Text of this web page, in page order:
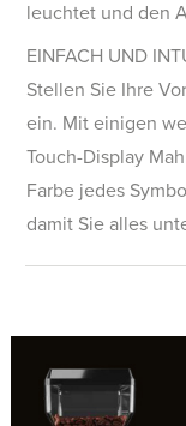
leuchtet und den
EINFACH UND
Stellen Sie Ihre
ein. Mit einigen
Touch-Display
Farbe jedes
damit Sie alles